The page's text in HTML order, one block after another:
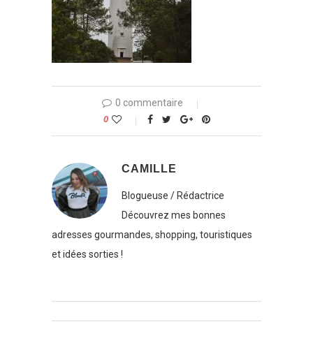
0 commentaire
0
CAMILLE
Blogueuse / Rédactrice
Découvrez mes bonnes
adresses gourmandes, shopping, touristiques
et idées sorties !